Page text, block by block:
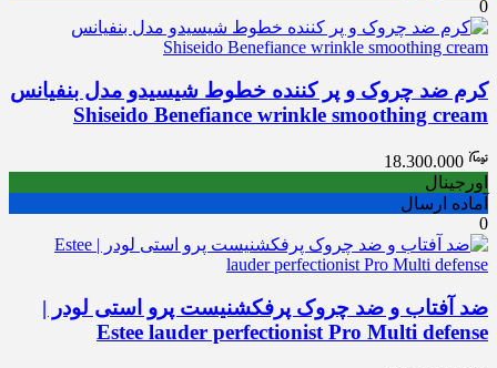
0
کرم ضد چروک و پر کننده خطوط شیسیدو مدل بنفیانس
Shiseido Benefiance wrinkle smoothing cream
18.300.000
اورجینال
آماده ارسال
0
ضد آفتاب و ضد چروک پرفکشنیست پرو استی لودر |
Estee lauder perfectionist Pro Multi defense